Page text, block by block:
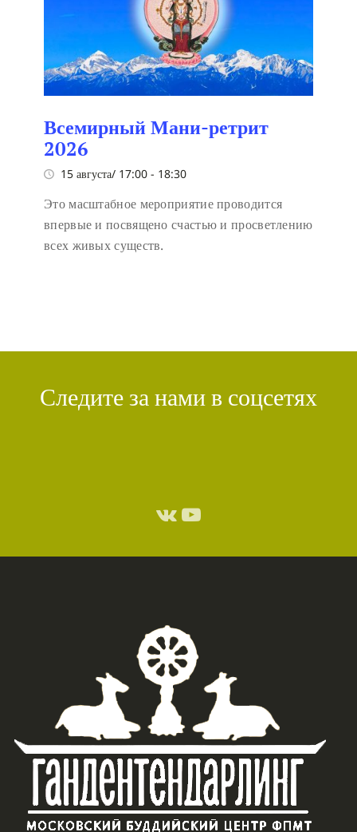
Всемирный Мани-ретрит
2026
15 августа/ 17:00 - 18:30
Это масштабное мероприятие проводится
впервые и посвящено счастью и просветлению
всех живых существ.
Следите за нами в соцсетях